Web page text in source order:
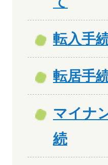
転入手
転居手
マイナ
続